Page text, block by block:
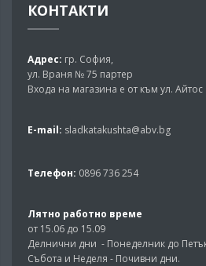
КОНТАКТИ
Адрес: гр. София,
ул. Враня № 75 партер
Входа на магазина е от към ул. Айтос
E-mail: sladkatakushta@abv.bg
Телефон: 0896 736 254
Лятно работно време
от 15.06 до 15.09
Делнични дни - Понеделник до
Събота и Неделя - Почивни дни.